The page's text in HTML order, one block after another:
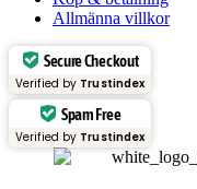
Allmänna villkor
Secure Checkout
Verified by Trustindex
Spam Free
Verified by Trustindex